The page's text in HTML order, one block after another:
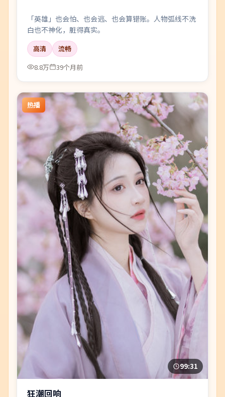
「英雄」也会怕、也会逃、也会算错账。人物弧线不洗
白也不神化，脏得真实。
高清
流畅
8.8万
39个月前
热播
99:31
狂潮回响